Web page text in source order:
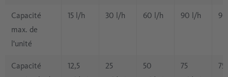
Capacité
max. de
l'unité
15 l/h 30 l/h 60 l/h 90 l/h
Capacité
12,5
25
50
75
75